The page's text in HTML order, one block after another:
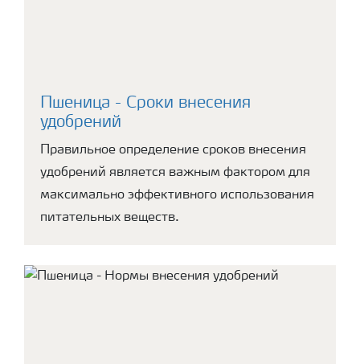
Пшеница - Сроки внесения
удобрений
Правильное определение сроков внесения
удобрений является важным фактором для
максимально эффективного использования
питательных веществ.